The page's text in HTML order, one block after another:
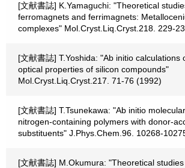
[文献書誌] K.Yamaguchi: "Theoretical
ferromagnets and ferrimagnets:
complexes" Mol.Cryst.Liq.Cryst.218. 229-
[文献書誌] T.Yoshida: "Ab initio calculations
optical properties of silicon compounds"
Mol.Cryst.Liq.Cryst.217. 71-76 (1992)
[文献書誌] T.Tsunekawa: "Ab initio
nitrogen-containing polymers with donor-
substituents" J.Phys.Chem.96. 10268-
[文献書誌] M.Okumura: "Theoretical